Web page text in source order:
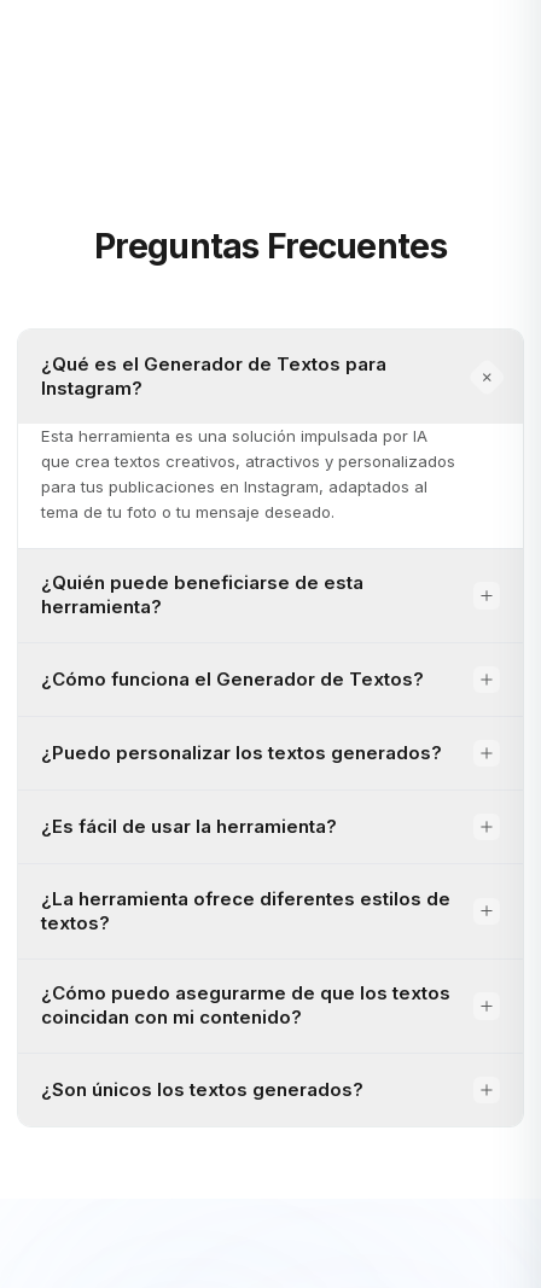
Preguntas Frecuentes
¿Qué es el Generador de Textos para
Instagram?
Esta herramienta es una solución impulsada por IA
que crea textos creativos, atractivos y personalizados
para tus publicaciones en Instagram, adaptados al
tema de tu foto o tu mensaje deseado.
¿Quién puede beneficiarse de esta
herramienta?
¿Cómo funciona el Generador de Textos?
¿Puedo personalizar los textos generados?
¿Es fácil de usar la herramienta?
¿La herramienta ofrece diferentes estilos de
textos?
¿Cómo puedo asegurarme de que los textos
coincidan con mi contenido?
¿Son únicos los textos generados?